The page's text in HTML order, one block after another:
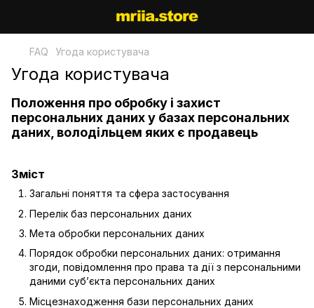
FAQ Угода користувача
Угода користувача
Положення про обробку і захист
персональних даних у базах персональних
даних, володільцем яких є продавець
Зміст
Загальні поняття та сфера застосування
Перелік баз персональних даних
Мета обробки персональних даних
Порядок обробки персональних даних: отримання
згоди, повідомлення про права та дії з персональними
даними суб’єкта персональних даних
Місцезнаходження бази персональних даних